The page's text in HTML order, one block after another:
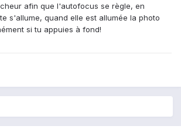
afin que l'autofocus se règle, en
s'allume, quand elle est allumée la photo
si tu appuies à fond!